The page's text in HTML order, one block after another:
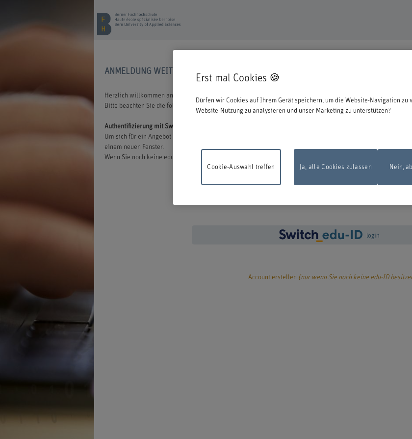
ANMELDUNG WEITERBILDUNG
Herzlich willkommen an der BFH. Wir freuen uns, dass Sie sich für eine Aus- oder Weiterbildung bei uns
Bitte beachten Sie die folgenden Informationen zum Start des Anmeldeprozesses:
Authentifizierung mit Switch edu-ID
Um sich für ein Angebot der BFH anmelden zu können, müssen Sie sich mit der edu-ID von Switch anmelden.
einem neuen Fenster.
Wenn Sie noch keine edu-ID besitzen, können Sie diese direkt bei Switch erstellen.
login
Account erstellen (nur wenn Sie noch keine edu-ID
Erst mal Cookies 🍪
Dürfen wir Cookies auf Ihrem Gerät speichern, um die Website-Navigation zu
Website-Nutzung zu analysieren und unser Marketing zu unterstützen?
Ja, alle Cookies zulassen
Cookie-Auswahl treffen Nein,